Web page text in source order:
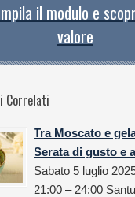
il modulo e
valore
Correlati
Tra Moscato e
Serata di gusto e
Sabato 5 luglio
21:00 – 24:00